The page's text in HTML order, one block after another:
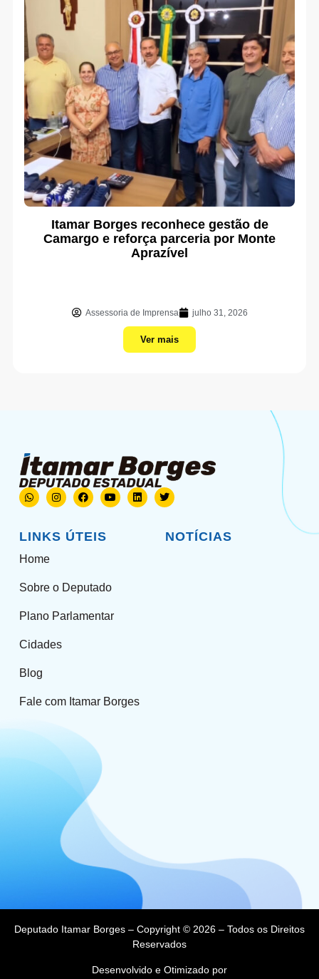
Itamar Borges reconhece gestão de
Camargo e reforça parceria por Monte
Aprazível
Assessoria de Imprensa julho 31, 2026
Ver mais
LINKS ÚTEIS
Home
Sobre o Deputado
Plano Parlamentar
Cidades
Blog
Fale com Itamar Borges
NOTÍCIAS
Deputado Itamar Borges – Copyright © 2026 – Todos os Direitos
Reservados
Desenvolvido e Otimizado por